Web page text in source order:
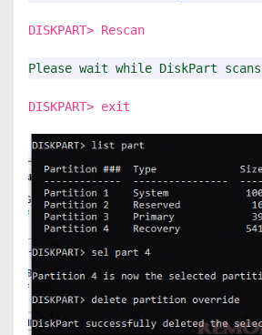
DISKPART> Rescan
Please wait while DiskPart
DISKPART> exit